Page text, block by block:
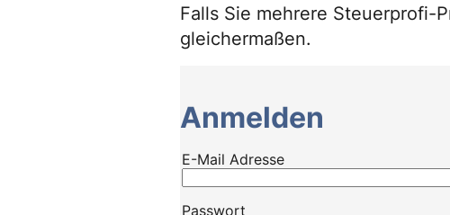
Falls Sie mehrere Steuerprofi-
gleichermaßen.
Anmelden